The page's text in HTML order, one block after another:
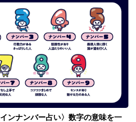
ンナンバー占い〉数字の意味を一